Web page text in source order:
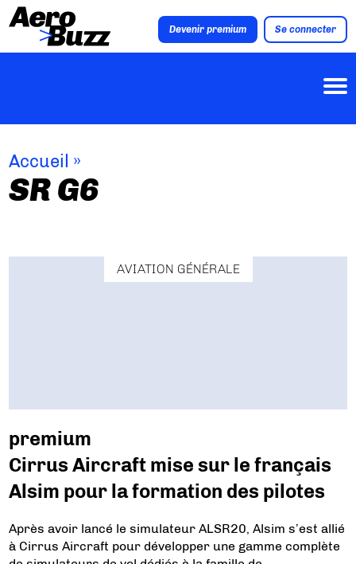
Devenir premium Se connecter
Accueil »
SR G6
AVIATION GÉNÉRALE
premium
Cirrus Aircraft mise sur le français
Alsim pour la formation des pilotes
Après avoir lancé le simulateur ALSR20, Alsim s’est allié
à Cirrus Aircraft pour développer une gamme complète